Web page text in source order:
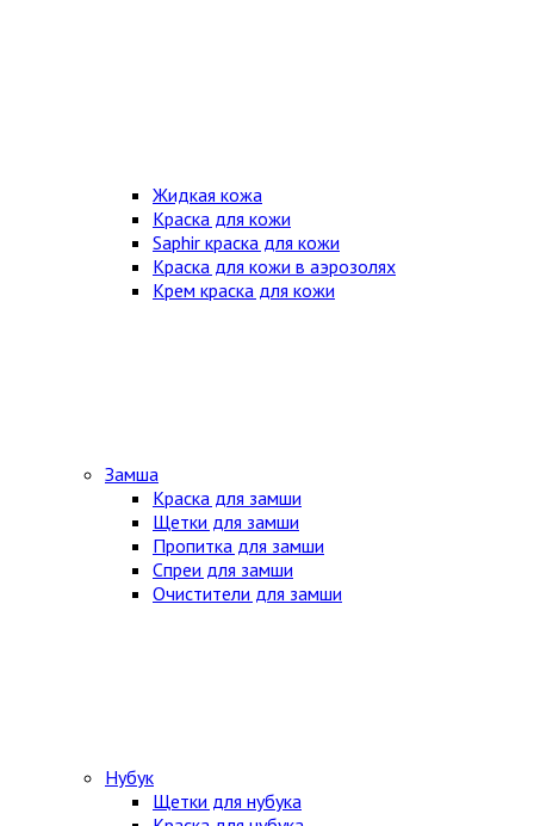
Жидкая кожа
Краска для кожи
Saphir краска для кожи
Краска для кожи в аэрозолях
Крем краска для кожи
Замша
Краска для замши
Щетки для замши
Пропитка для замши
Спреи для замши
Очистители для замши
Нубук
Щетки для нубука